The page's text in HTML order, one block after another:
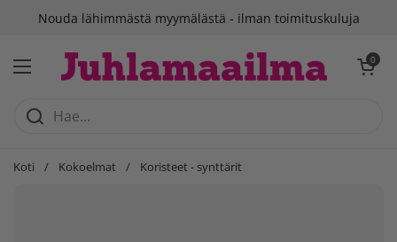
Siirry sisältöön Suomalainen verkkokauppa
Avaa valikko
Avaa 0
Koti / Kokoelmat / Koristeet - synttärit